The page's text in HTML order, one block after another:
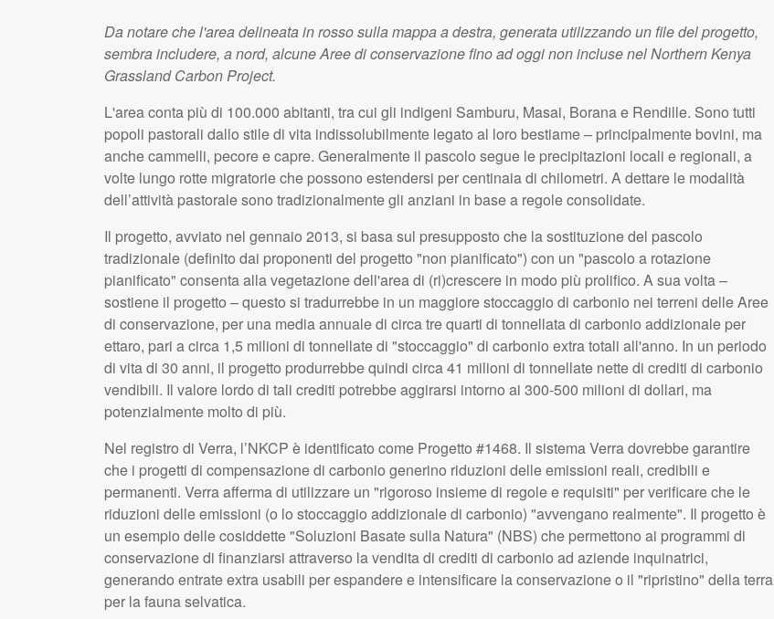
Da notare che l'area delineata in rosso sulla mappa a destra, generata utilizzando un file del progetto,
sembra includere, a nord, alcune Aree di conservazione fino ad oggi non incluse nel Northern Kenya
Grassland Carbon Project.
L'area conta più di 100.000 abitanti, tra cui gli indigeni Samburu, Masai, Borana e Rendille. Sono tutti
popoli pastorali dallo stile di vita indissolubilmente legato al loro bestiame – principalmente bovini, ma
anche cammelli, pecore e capre. Generalmente il pascolo segue le precipitazioni locali e regionali, a
volte lungo rotte migratorie che possono estendersi per centinaia di chilometri. A dettare le modalità
dell’attività pastorale sono tradizionalmente gli anziani in base a regole consolidate.
Il progetto, avviato nel gennaio 2013, si basa sul presupposto che la sostituzione del pascolo
tradizionale (definito dai proponenti del progetto "non pianificato") con un "pascolo a rotazione
pianificato" consenta alla vegetazione dell'area di (ri)crescere in modo più prolifico. A sua volta –
sostiene il progetto – questo si tradurrebbe in un maggiore stoccaggio di carbonio nei terreni delle Aree
di conservazione, per una media annuale di circa tre quarti di tonnellata di carbonio addizionale per
ettaro, pari a circa 1,5 milioni di tonnellate di "stoccaggio" di carbonio extra totali all'anno. In un periodo
di vita di 30 anni, il progetto produrrebbe quindi circa 41 milioni di tonnellate nette di crediti di carbonio
vendibili. Il valore lordo di tali crediti potrebbe aggirarsi intorno ai 300-500 milioni di dollari, ma
potenzialmente molto di più.
Nel registro di Verra, l’NKCP è identificato come Progetto #1468. Il sistema Verra dovrebbe garantire
che i progetti di compensazione di carbonio generino riduzioni delle emissioni reali, credibili e
permanenti. Verra afferma di utilizzare un "rigoroso insieme di regole e requisiti" per verificare che le
riduzioni delle emissioni (o lo stoccaggio addizionale di carbonio) "avvengano realmente". Il progetto è
un esempio delle cosiddette "Soluzioni Basate sulla Natura" (NBS) che permettono ai programmi di
conservazione di finanziarsi attraverso la vendita di crediti di carbonio ad aziende inquinatrici,
generando entrate extra usabili per espandere e intensificare la conservazione o il "ripristino" della terra
per la fauna selvatica.